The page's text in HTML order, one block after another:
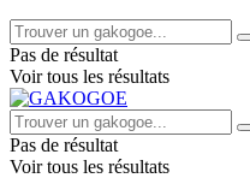
Pas de résultat
Voir tous les résultats
Pas de résultat
Voir tous les résultats